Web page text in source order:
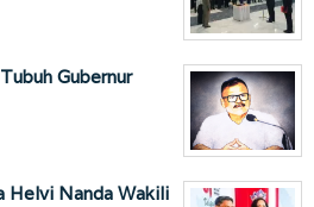
Gubernur
Helvi Nanda Wakili